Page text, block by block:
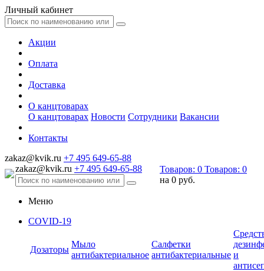
Личный кабинет
Акции
Оплата
Доставка
О канцтоварах
О канцтоварах Новости Сотрудники Вакансии
Контакты
zakaz@kvik.ru +7 495 649-65-88
zakaz@kvik.ru +7 495 649-65-88 Товаров: 0 Товаров: 0
на 0 руб.
Меню
COVID-19
Дозаторы
Мыло
антибактериальное
Салфетки
антибактериальные и